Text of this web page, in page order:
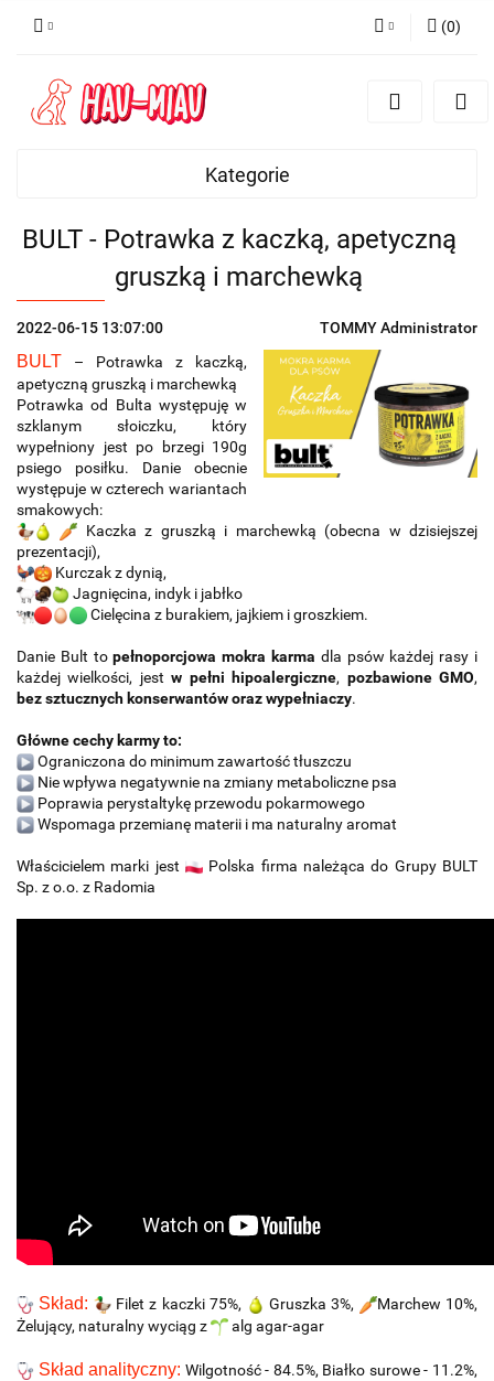
(0)
Kategorie
BULT - Potrawka z kaczką, apetyczną
gruszką i marchewką
2022-06-15 13:07:00 TOMMY Administrator
BULT – Potrawka z kaczką,
apetyczną gruszką i marchewką
Potrawka od Bulta występuję w
szklanym słoiczku, który
wypełniony jest po brzegi 190g
psiego posiłku. Danie obecnie
występuje w czterech wariantach
smakowych:
Kaczka z gruszką i marchewką (obecna w dzisiejszej
prezentacji),
Kurczak z dynią,
Jagnięcina, indyk i jabłko
Cielęcina z burakiem, jajkiem i groszkiem.
Danie Bult topełnoporcjowa mokra karma dla psów każdej rasy i
każdej wielkości, jestw pełni hipoalergiczne, pozbawione GMO,
bez sztucznych konserwantów oraz wypełniaczy.
Główne cechy karmy to:
Ograniczona do minimum zawartość tłuszczu
Nie wpływa negatywnie na zmiany metaboliczne psa
Poprawia perystaltykę przewodu pokarmowego
Wspomaga przemianę materii i ma naturalny aromat
Właścicielem marki jest
Polska firma należąca do Grupy BULT
Sp. z o.o. z Radomia
Skład: Filet z kaczki 75%, Gruszka 3%,
Marchew 10%,
Żelujący, naturalny wyciąg z
alg agar-agar
Skład analityczny: Wilgotność - 84.5%, Białko surowe - 11.2%,